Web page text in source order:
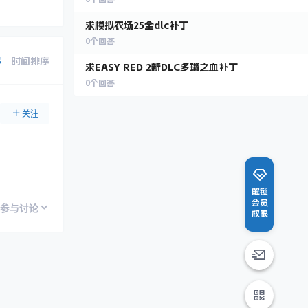
时间排序
关注
参与讨论
求模拟农场25全dlc补丁
0个回答
求EASY RED 2新DLC多瑙之血补丁
0个回答
解锁
会员
权限